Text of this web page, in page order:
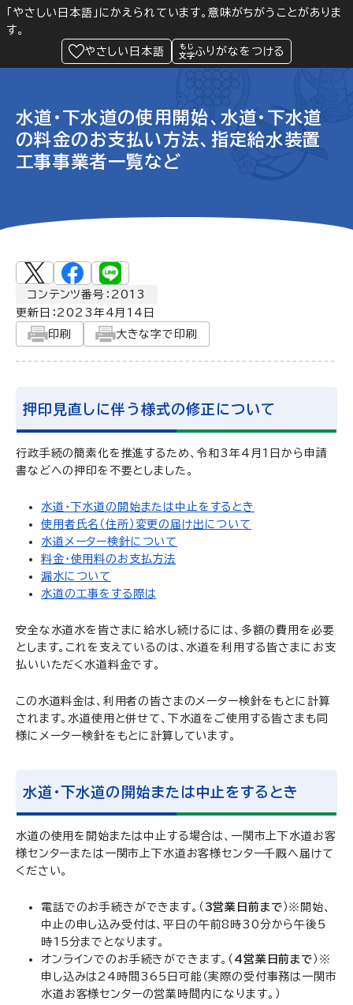
「やさしい日本語」にかえられています。意味がちがうことがありま
す。
やさしい日本語
ふりがなをつける
Language 閲覧支援
緊急情報
水道・下水道の使用開始、水道・下水道
の料金のお支払い方法、指定給水装置
工事事業者一覧など
コンテンツ番号：2013
更新日： 2023年4月14日
印刷
大きな字で印刷
押印見直しに伴う様式の修正について
行政手続の簡素化を推進するため、令和3年4月1日から申請
書などへの押印を不要としました。
水道・下水道の開始または中止をするとき
使用者氏名（住所）変更の届け出について
水道メーター検針について
料金・使用料のお支払方法
漏水について
水道の工事をする際は
安全な水道水を皆さまに給水し続けるには、多額の費用を必要
とします。これを支えているのは、水道を利用する皆さまにお支
払いいただく水道料金です。
この水道料金は、利用者の皆さまのメーター検針をもとに計算
されます。水道使用と併せて、下水道をご使用する皆さまも同
様にメーター検針をもとに計算しています。
水道・下水道の開始または中止をするとき
水道の使用を開始または中止する場合は、一関市上下水道お客
様センターまたは一関市上下水道お客様センター千厩へ届けて
ください。
電話でのお手続きができます。（ 3営業日前まで ）※開始、
中止の申し込み受付は、平日の午前8時30分から午後5
時15分までとなります。
オンラインでのお手続きができます。（ 4営業日前まで ）※
申し込みは24時間365日可能（実際の受付事務は一関市
水道お客様センターの営業時間内になります。）